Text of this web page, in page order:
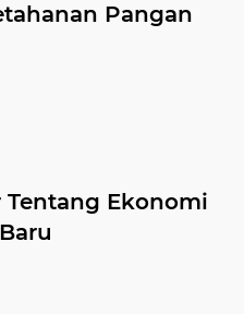
Pangan
Tentang Ekonomi